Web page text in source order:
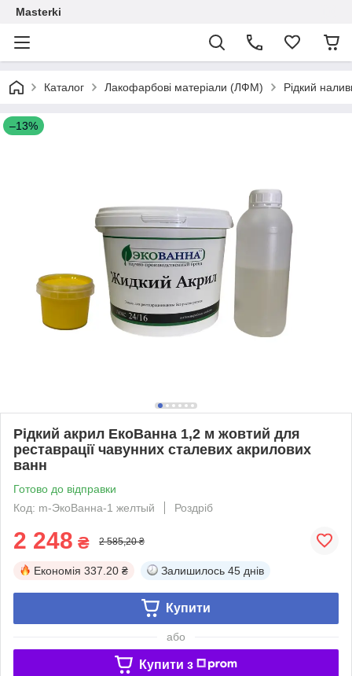
Masterki
Каталог Лакофарбові матеріали (ЛФМ) Рідкий
–13%
Рідкий акрил ЕкоВанна 1,2 м жовтий для
реставрації чавунних сталевих акрилових
ванн
Готово до відправки
Код: m-ЭкоВанна-1 желтый
Роздріб
2 248 ₴ 2 585,20 ₴
Економія 337.20 ₴ Залишилось 45 днів
Купити
або
Купити з